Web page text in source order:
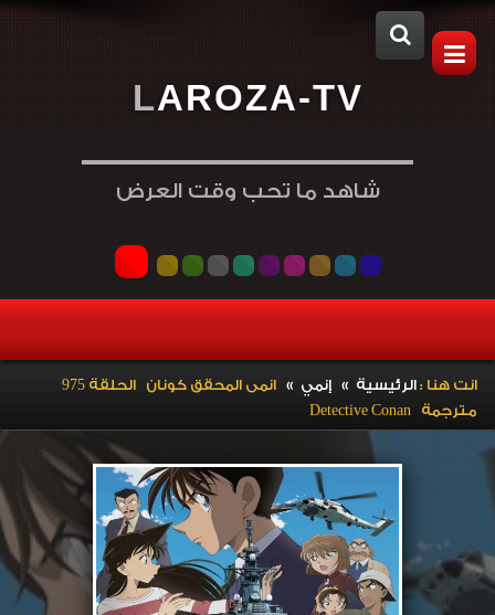
LAROZA-TV
شاهد ما تحب وقت العرض
انت هنا :الرئيسية » إنمي »
انمى المحقق كونان الحلقة 975
مترجمة Detective Conan